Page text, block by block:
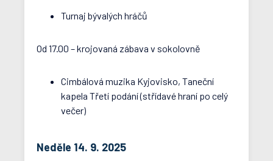
Turnaj bývalých hráčů
Od 17.00 – krojovaná zábava v sokolovně
Cimbálová muzika Kyjovisko, Taneční
kapela Třetí podání (střídavé hraní po celý
večer)
Neděle 14. 9. 2025